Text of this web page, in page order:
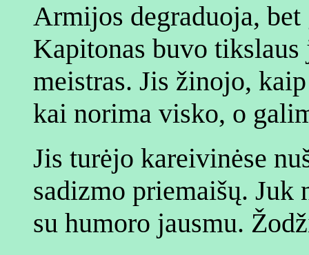
Armijos degraduoja,
Kapitonas buvo
meistras. Jis žinojo,
kai norima visko, o
Jis turėjo kareivinėse
sadizmo priemaišų. Juk
su humoro jausmu.